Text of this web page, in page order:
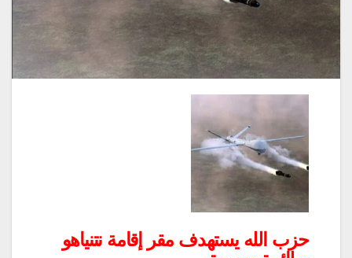
حزب الله يستهدف مقر إقامة نتنياهو